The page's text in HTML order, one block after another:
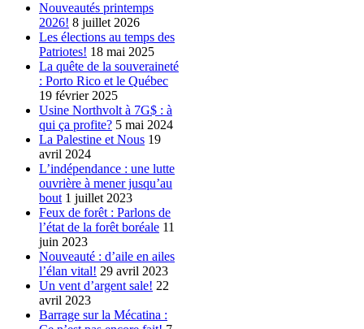
Nouveautés printemps
2026! 8 juillet 2026
Les élections au temps des
Patriotes! 18 mai 2025
La quête de la souveraineté
: Porto Rico et le Québec
19 février 2025
Usine Northvolt à 7G$ : à
qui ça profite? 5 mai 2024
La Palestine et Nous 19
avril 2024
L’indépendance : une lutte
ouvrière à mener jusqu’au
bout 1 juillet 2023
Feux de forêt : Parlons de
l’état de la forêt boréale 11
juin 2023
Nouveauté : d’aile en ailes
l’élan vital! 29 avril 2023
Un vent d’argent sale! 22
avril 2023
Barrage sur la Mécatina :